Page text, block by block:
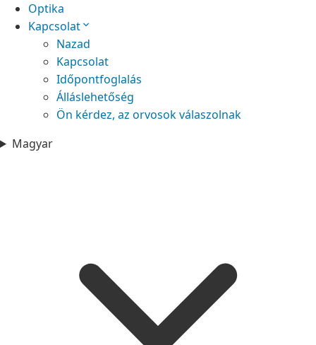
Optika
Kapcsolat
Nazad
Kapcsolat
Időpontfoglalás
Álláslehetőség
Ön kérdez, az orvosok válaszolnak
Magyar